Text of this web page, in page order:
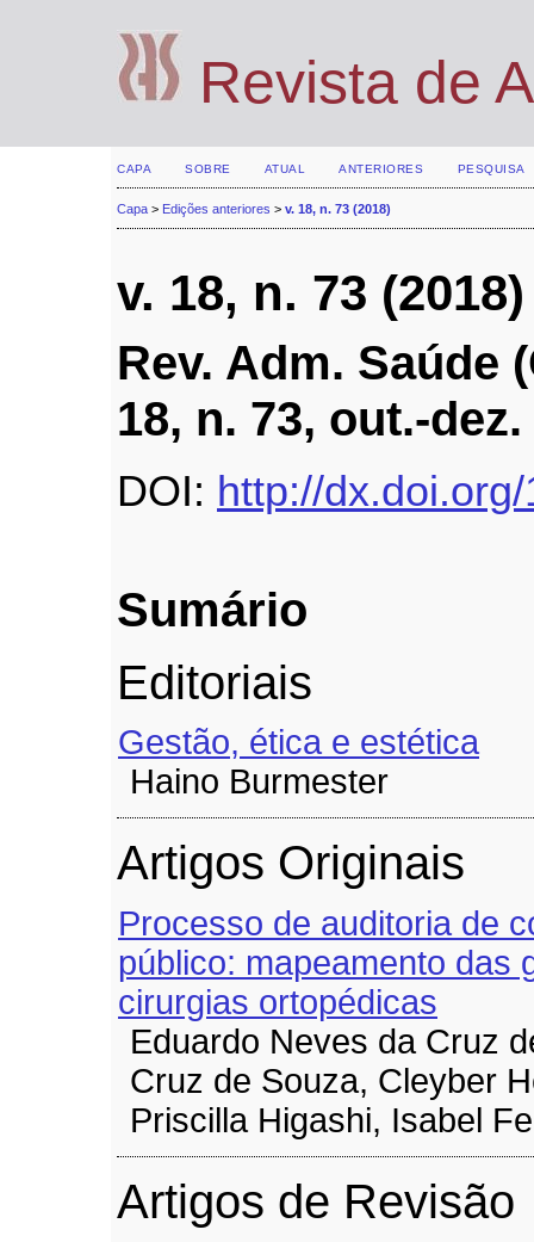
Revista de
CAPA SOBRE ATUAL ANTERIORES PESQUISA
Capa > Edições anteriores > v. 18, n. 73 (2018)
v. 18, n. 73 (2018)
Rev. Adm. Saúde
18, n. 73, out.-dez.
DOI: http://
Sumário
Editoriais
Gestão, ética e estética
Haino Burmester
Artigos Originais
Processo de auditoria de
público: mapeamento das
cirurgias ortopédicas
Eduardo Neves da Cruz
Cruz de Souza, Cleyber
Priscilla Higashi, Isabel
Artigos de Revisão